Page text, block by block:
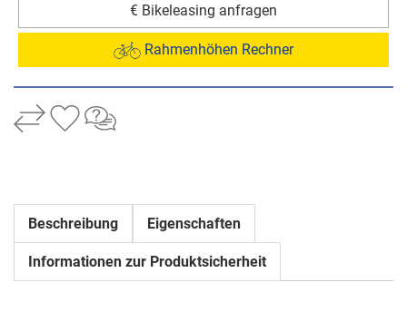
€ Bikeleasing anfragen
Rahmenhöhen Rechner
Beschreibung Eigenschaften
Informationen zur Produktsicherheit